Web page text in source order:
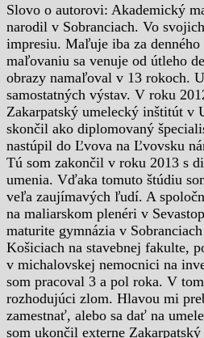
Slovo o autorovi: Akademický
narodil v Sobranciach. Vo
impresiu. Maľuje iba za
maľovaniu sa venuje od útleho
obrazy namaľoval v 13 rokoch.
samostatných výstav. V roku
Zakarpatský umelecký inštitút v
skončil ako diplomovaný
nastúpil do Ľvova na Ľvovsku
Tú som zakončil v roku 2013 s
umenia. Vďaka tomuto štúdiu
veľa zaujímavých ľudí. A
na maliarskom plenéri v
maturite gymnázia v
Košiciach na stavebnej fakulte,
v michalovskej nemocnici na
som pracoval 3 a pol roka. V
rozhodujúci zlom. Hlavou mi
zamestnať, alebo sa dať na
som ukončil externe